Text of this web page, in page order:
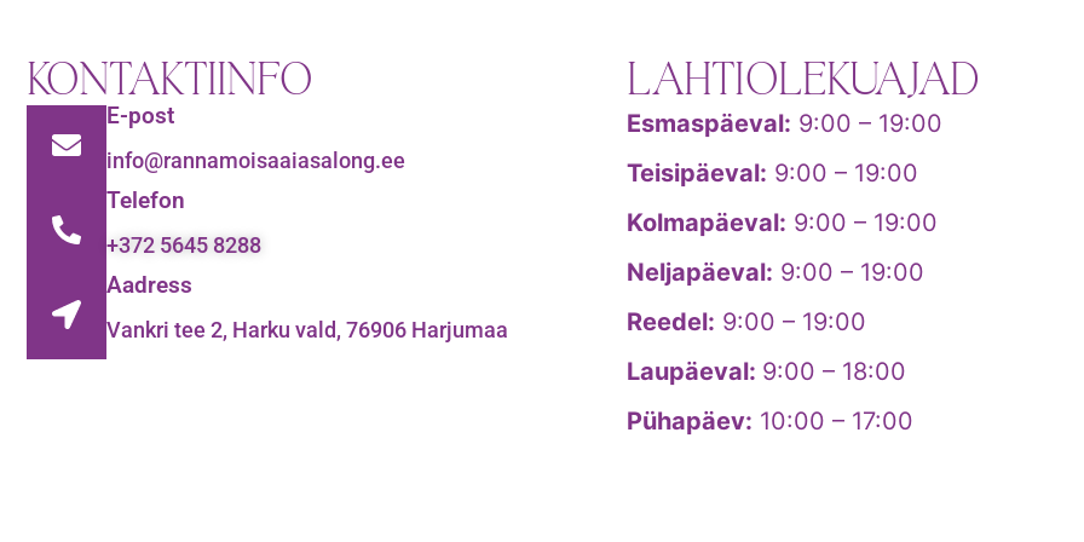
KONTAKTIINFO
E-post
info@rannamoisaaiasalong.ee
Telefon
+372 5645 8288
Aadress
Vankri tee 2, Harku vald, 76906 Harjumaa
LAHTIOLEKUAJAD
Esmaspäeval: 9:00 – 19:00
Teisipäeval: 9:00 – 19:00
Kolmapäeval: 9:00 – 19:00
Neljapäeval: 9:00 – 19:00
Reedel: 9:00 – 19:00
Laupäeval: 9:00 – 18:00
Pühapäev: 10:00 – 17:00